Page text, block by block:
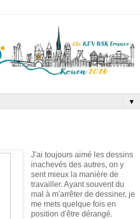
▼
J'ai toujours aimé les dessins
inachevés des autres, on y
sent mieux la manière de
travailler. Ayant souvent du
mal à m'arrêter de dessiner, je
me mets quelque fois en
position d'être dérangé.